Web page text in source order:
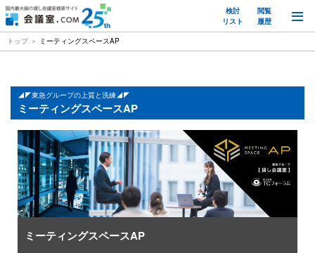
検討
リスト
閲覧
履歴
トップ ミーティングスペースAP
◢◤東急グループの上質と洗練◢◤
ミーティングスペースAP